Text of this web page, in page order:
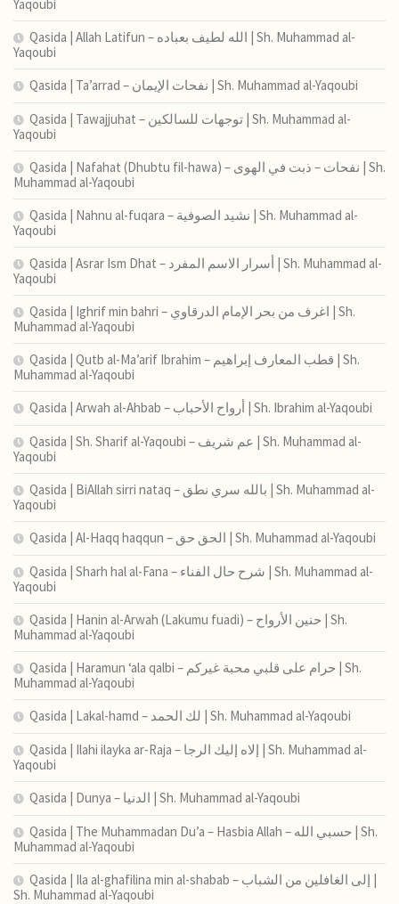
Yaqoubi
Qasida | Allah Latifun – الله لطيف بعباده | Sh. Muhammad al-
Yaqoubi
Qasida | Ta’arrad – نفحات الإيمان | Sh. Muhammad al-Yaqoubi
Qasida | Tawajjuhat – توجهات للسالكين | Sh. Muhammad al-
Yaqoubi
Qasida | Nafahat (Dhubtu fil-hawa) – نفحات – ذبت في الهوى | Sh.
Muhammad al-Yaqoubi
Qasida | Nahnu al-fuqara – نشيد الصوفية | Sh. Muhammad al-
Yaqoubi
Qasida | Asrar Ism Dhat – أسرار الاسم المفرد | Sh. Muhammad al-
Yaqoubi
Qasida | Ighrif min bahri – اغرف من بحر الإمام الدرقاوي | Sh.
Muhammad al-Yaqoubi
Qasida | Qutb al-Ma’arif Ibrahim – قطب المعارف إبراهيم | Sh.
Muhammad al-Yaqoubi
Qasida | Arwah al-Ahbab – أرواح الأحباب | Sh. Ibrahim al-Yaqoubi
Qasida | Sh. Sharif al-Yaqoubi – عم شريف | Sh. Muhammad al-
Yaqoubi
Qasida | BiAllah sirri nataq – بالله سري نطق | Sh. Muhammad al-
Yaqoubi
Qasida | Al-Haqq haqqun – الحق حق | Sh. Muhammad al-Yaqoubi
Qasida | Sharh hal al-Fana – شرح حال الفناء | Sh. Muhammad al-
Yaqoubi
Qasida | Hanin al-Arwah (Lakumu fuadi) – حنين الأرواح | Sh.
Muhammad al-Yaqoubi
Qasida | Haramun ‘ala qalbi – حرام على قلبي محبة غيركم | Sh.
Muhammad al-Yaqoubi
Qasida | Lakal-hamd – لك الحمد | Sh. Muhammad al-Yaqoubi
Qasida | Ilahi ilayka ar-Raja – إلاه إليك الرجا | Sh. Muhammad al-
Yaqoubi
Qasida | Dunya – الدنيا | Sh. Muhammad al-Yaqoubi
Qasida | The Muhammadan Du’a – Hasbia Allah – حسبي الله | Sh.
Muhammad al-Yaqoubi
Qasida | Ila al-ghafilina min al-shabab – إلى الغافلين من الشباب |
Sh. Muhammad al-Yaqoubi